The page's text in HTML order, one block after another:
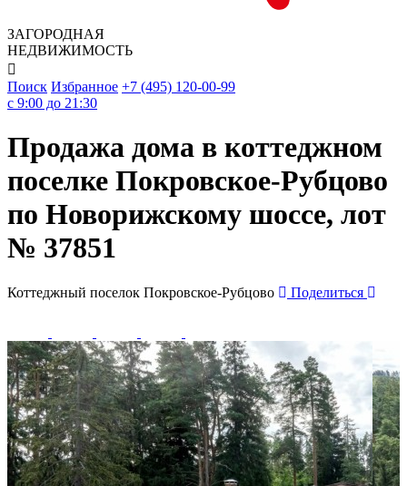
ЗАГОРОДНАЯ
НЕДВИЖИМОСТЬ

Поиск Избранное +7 (495) 120-00-99
c 9:00 до 21:30
Продажа дома в коттеджном
поселке Покровское-Рубцово
по Новорижскому шоссе, лот
№ 37851
Коттеджный поселок Покровское-Рубцово Поделиться